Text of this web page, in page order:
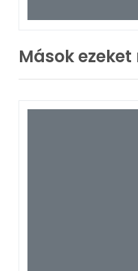
Mások ezeket